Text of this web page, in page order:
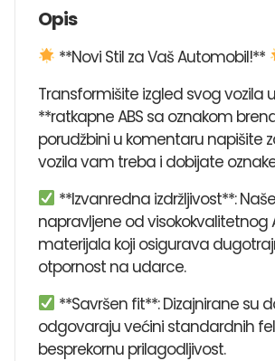
Opis
**Novi Stil za Vaš Automobil!**
Transformišite izgled svog vozila
**ratkapne ABS sa oznakom
porudžbini u komentaru napišite
vozila vam treba i dobijate oznake
**Izvanredna izdržljivost**:
napravljene od visokokvalitetnog
materijala koji osigurava
otpornost na udarce.
**Savršen fit**: Dizajnirane su
odgovaraju većini standardnih
besprekornu prilagodljivost.